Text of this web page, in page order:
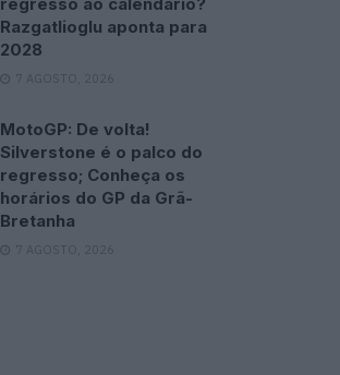
Razgatlioglu aponta para
2028
7 AGOSTO, 2026
MotoGP: De volta!
Silverstone é o palco do
regresso; Conheça os
horários do GP da Grã-
Bretanha
7 AGOSTO, 2026